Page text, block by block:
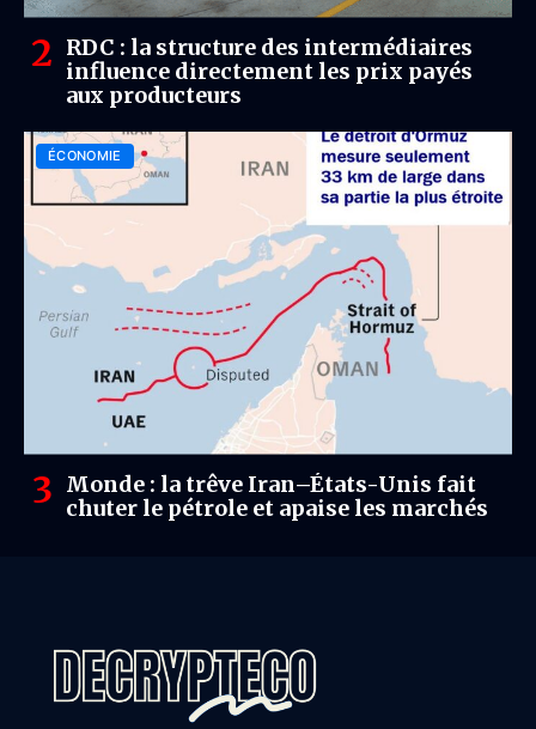
RDC : la structure des intermédiaires
influence directement les prix payés
aux producteurs
ÉCONOMIE
Monde : la trêve Iran–États-Unis fait
chuter le pétrole et apaise les marchés